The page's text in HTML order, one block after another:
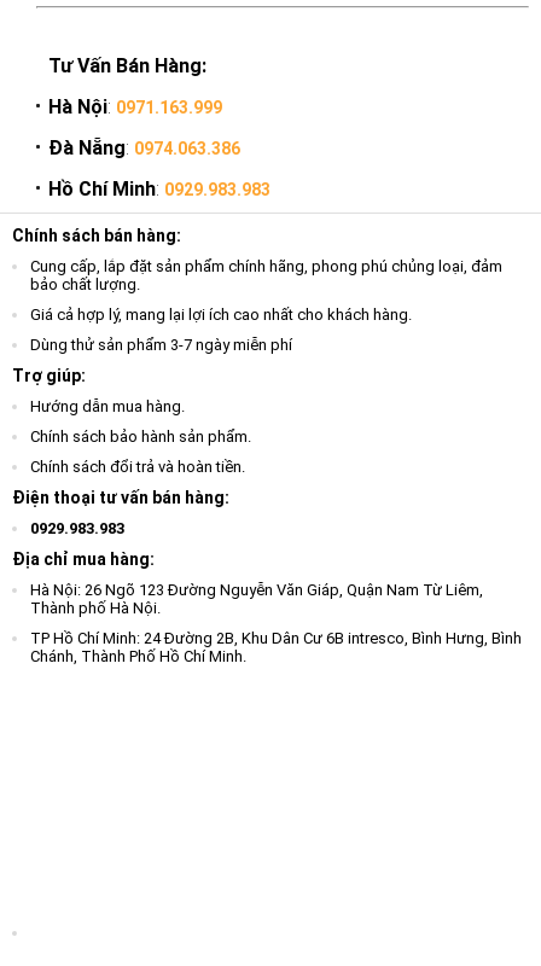
Tư Vấn Bán Hàng:
Hà Nội: 0971.163.999
Đà Nẵng: 0974.063.386
Hồ Chí Minh: 0929.983.983
Chính sách bán hàng:
Cung cấp, lắp đặt sản phẩm chính hãng, phong phú chủng loại, đảm
bảo chất lượng.
Giá cả hợp lý, mang lại lợi ích cao nhất cho khách hàng.
Dùng thử sản phẩm 3-7 ngày miễn phí
Trợ giúp:
Hướng dẫn mua hàng.
Chính sách bảo hành sản phẩm.
Chính sách đổi trả và hoàn tiền.
Điện thoại tư vấn bán hàng:
0929.983.983
Địa chỉ mua hàng:
Hà Nội: 26 Ngõ 123 Đường Nguyễn Văn Giáp, Quận Nam Từ Liêm,
Thành phố Hà Nội.
TP Hồ Chí Minh: 24 Đường 2B, Khu Dân Cư 6B intresco, Bình Hưng, Bình
Chánh, Thành Phố Hồ Chí Minh.